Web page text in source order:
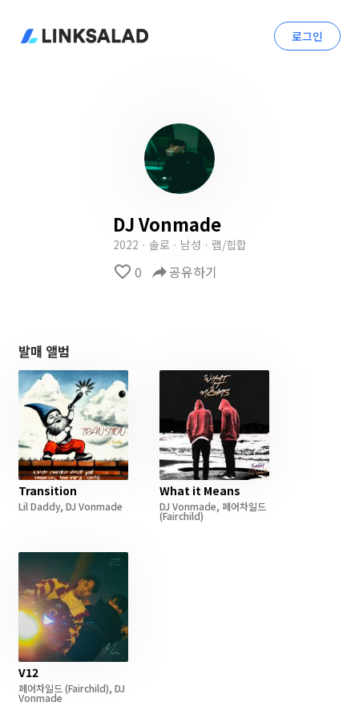
로그인
DJ Vonmade
2022 · 솔로 · 남성 · 랩/힙합
favorite_border 0 reply공유하기
발매 앨범
Transition
Lil Daddy, DJ Vonmade
What it Means
DJ Vonmade, 페어차일드
(Fairchild)
V12
페어차일드 (Fairchild), DJ
Vonmade